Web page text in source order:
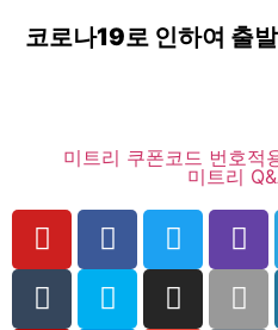
코로나19로 인하여 출
미트리 쿠폰코드 번호적
미트리